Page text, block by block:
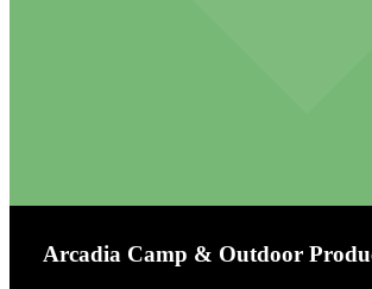
Arcadia Camp & Outdoor